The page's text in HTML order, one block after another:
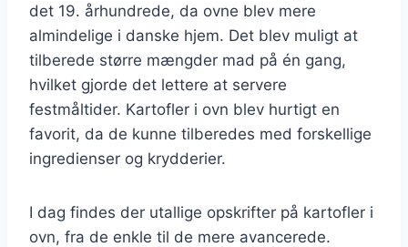
det 19. århundrede, da ovne blev mere
almindelige i danske hjem. Det blev muligt at
tilberede større mængder mad på én gang,
hvilket gjorde det lettere at servere
festmåltider. Kartofler i ovn blev hurtigt en
favorit, da de kunne tilberedes med forskellige
ingredienser og krydderier.
I dag findes der utallige opskrifter på kartofler i
ovn, fra de enkle til de mere avancerede.